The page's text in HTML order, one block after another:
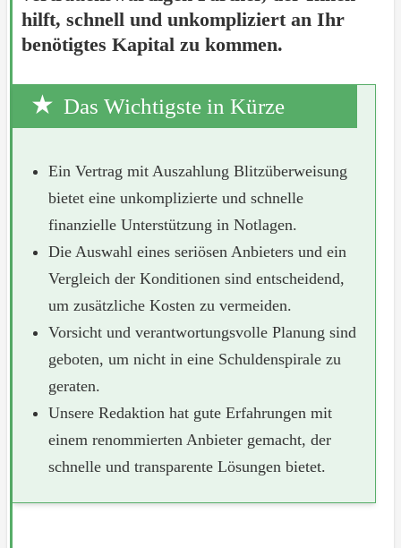
hilft, schnell und unkompliziert an Ihr
benötigtes Kapital zu kommen.
Das Wichtigste in Kürze
Ein Vertrag mit Auszahlung Blitzüberweisung
bietet eine unkomplizierte und schnelle
finanzielle Unterstützung in Notlagen.
Die Auswahl eines seriösen Anbieters und ein
Vergleich der Konditionen sind entscheidend,
um zusätzliche Kosten zu vermeiden.
Vorsicht und verantwortungsvolle Planung sind
geboten, um nicht in eine Schuldenspirale zu
geraten.
Unsere Redaktion hat gute Erfahrungen mit
einem renommierten Anbieter gemacht, der
schnelle und transparente Lösungen bietet.